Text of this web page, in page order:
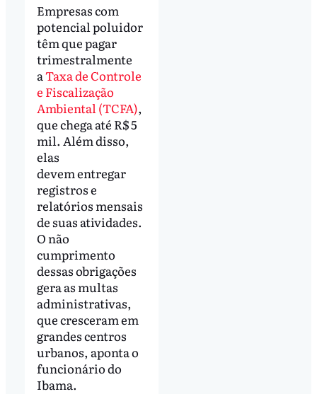
Empresas com
potencial poluidor
têm que pagar
trimestralmente
aTaxa de Controle
e Fiscalização
Ambiental (TCFA),
que chega até R$ 5
mil. Além disso,
elas
devem entregar
registros e
relatórios mensais
de suas atividades.
O não
cumprimento
dessas obrigações
gera as multas
administrativas,
que cresceram em
grandes centros
urbanos, aponta o
funcionário do
Ibama.